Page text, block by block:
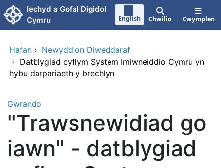
Neidio i'r prif gynnwy
Iechyd a Gofal Digidol
Cymru
English Chwilio Cwymplen
Hafan › Newyddion Diweddaraf
› Datblygiad cyflym System Imiwneiddio Cymru yn
hybu darpariaeth y brechlyn
Gwrando
"Trawsnewidiad go
iawn" - datblygiad